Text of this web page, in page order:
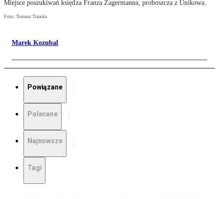
Miejsce poszukiwań księdza Franza Zagermanna, proboszcza z Unikowa.
Foto: Tomasz Trzaska
Marek Kozubal
Powiązane
Polecane
Najnowsze
Tagi